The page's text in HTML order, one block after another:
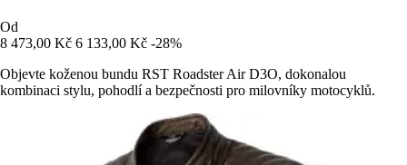
Od
8 473,00 Kč 6 133,00 Kč -28%
Objevte koženou bundu RST Roadster Air D3O, dokonalou
kombinaci stylu, pohodlí a bezpečnosti pro milovníky motocyklů.